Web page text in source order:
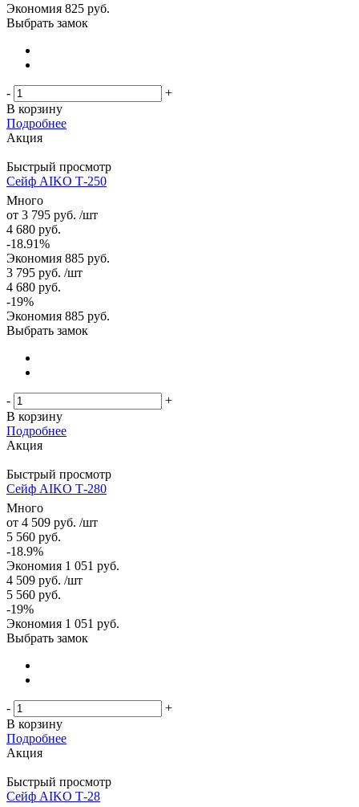
Экономия 825 руб.
Выбрать замок
-
+
В корзину
Подробнее
Акция
Быстрый просмотр
Сейф AIKO Т-250
Много
от 3 795 руб. /шт
4 680 руб.
-18.91%
Экономия 885 руб.
3 795 руб. /шт
4 680 руб.
-19%
Экономия 885 руб.
Выбрать замок
-
+
В корзину
Подробнее
Акция
Быстрый просмотр
Сейф AIKO Т-280
Много
от 4 509 руб. /шт
5 560 руб.
-18.9%
Экономия 1 051 руб.
4 509 руб. /шт
5 560 руб.
-19%
Экономия 1 051 руб.
Выбрать замок
-
+
В корзину
Подробнее
Акция
Быстрый просмотр
Сейф AIKO Т-28